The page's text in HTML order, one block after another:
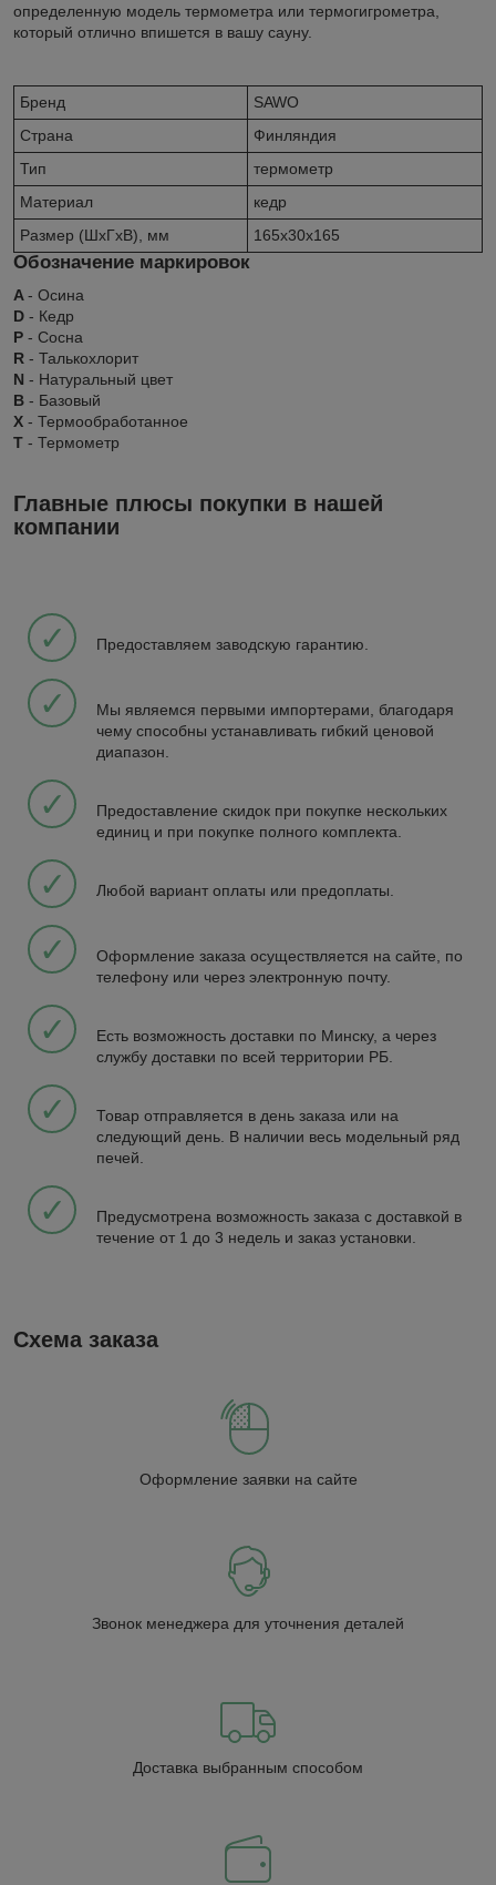
определенную модель термометра или термогигрометра,
который отлично впишется в вашу сауну.
Бренд
SAWO
Страна
Финляндия
Тип
термометр
Материал
кедр
Размер (ШxГxВ), мм
165х30х165
Обозначение маркировок
A- Осина
D - Кедр
P - Сосна
R - Талькохлорит
N - Натуральный цвет
B - Базовый
X - Термообработанное
Т - Термометр
Главные плюсы покупки в нашей
компании
✓ Предоставляем заводскую гарантию.
✓
Мы являемся первыми импортерами, благодаря
чему способны устанавливать гибкий ценовой
диапазон.
✓
Предоставление скидок при покупке нескольких
единиц и при покупке полного комплекта.
✓ Любой вариант оплаты или предоплаты.
✓
Оформление заказа осуществляется на сайте, по
телефону или через электронную почту.
✓
Есть возможность доставки по Минску, а через
службу доставки по всей территории РБ.
✓
Товар отправляется в день заказа или на
следующий день. В наличии весь модельный ряд
печей.
✓
Предусмотрена возможность заказа с доставкой в
течение от 1 до 3 недель и заказ установки.
Схема заказа
Оформление заявки на сайте
Звонок менеджера для уточнения деталей
Доставка выбранным способом